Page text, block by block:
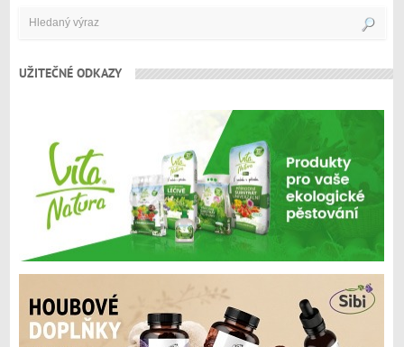
UŽITEČNÉ ODKAZY